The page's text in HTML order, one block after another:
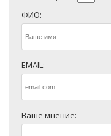
ФИО:
EMAIL:
Ваше мнение: